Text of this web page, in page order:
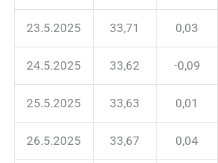
23.5.2025 33,71 0,03
24.5.2025 33,62 -0,09
25.5.2025 33,63 0,01
26.5.2025 33,67 0,04